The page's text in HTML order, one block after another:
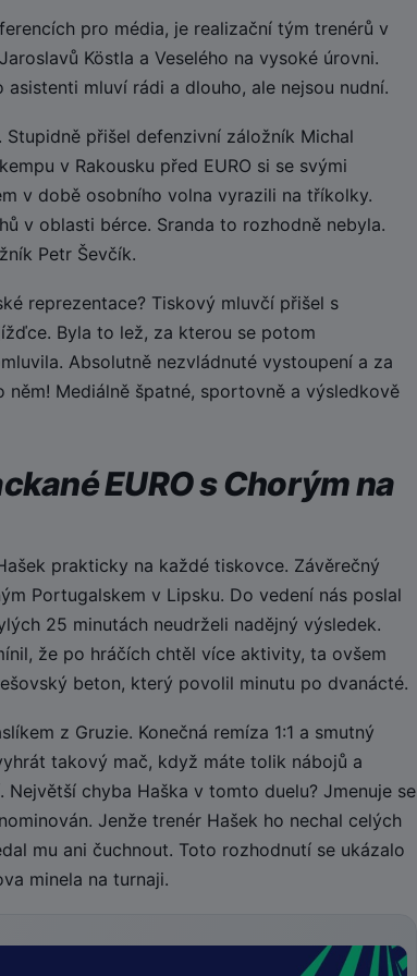
pro média, je realizační tým trenérů v
Köstla a Veselého na vysoké úrovni.
mluví rádi a dlouho, ale nejsou nudní.
přišel defenzivní záložník Michal
v Rakousku před EURO si se svými
v době osobního volna vyrazili na tříkolky.
v oblasti bérce. Sranda to rozhodně nebyla.
Petr Ševčík.
reprezentace? Tiskový mluvčí přišel s
Byla to lež, za kterou se potom
Absolutně nezvládnuté vystoupení a za
Mediálně špatné, sportovně a výsledkově
EURO s Chorým na
prakticky na každé tiskovce. Závěrečný
Portugalskem v Lipsku. Do vedení nás poslal
25 minutách neudrželi nadějný výsledek.
že po hráčích chtěl více aktivity, ta ovšem
beton, který povolil minutu po dvanácté.
z Gruzie. Konečná remíza 1:1 a smutný
takový mač, když máte tolik nábojů a
chyba Haška v tomto duelu? Jmenuje se
Jenže trenér Hašek ho nechal celých
mu ani čuchnout. Toto rozhodnutí se ukázalo
minela na turnaji.